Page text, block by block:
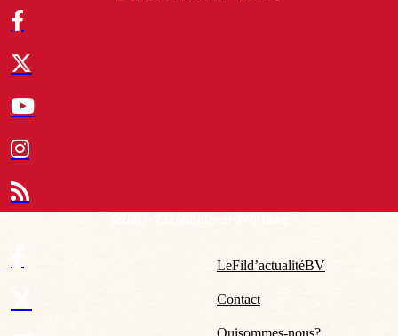
Le Fil d’actualité BV
Contact
Qui sommes-nous ?